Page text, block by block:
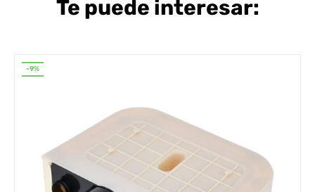
Te puede interesar:
-9%